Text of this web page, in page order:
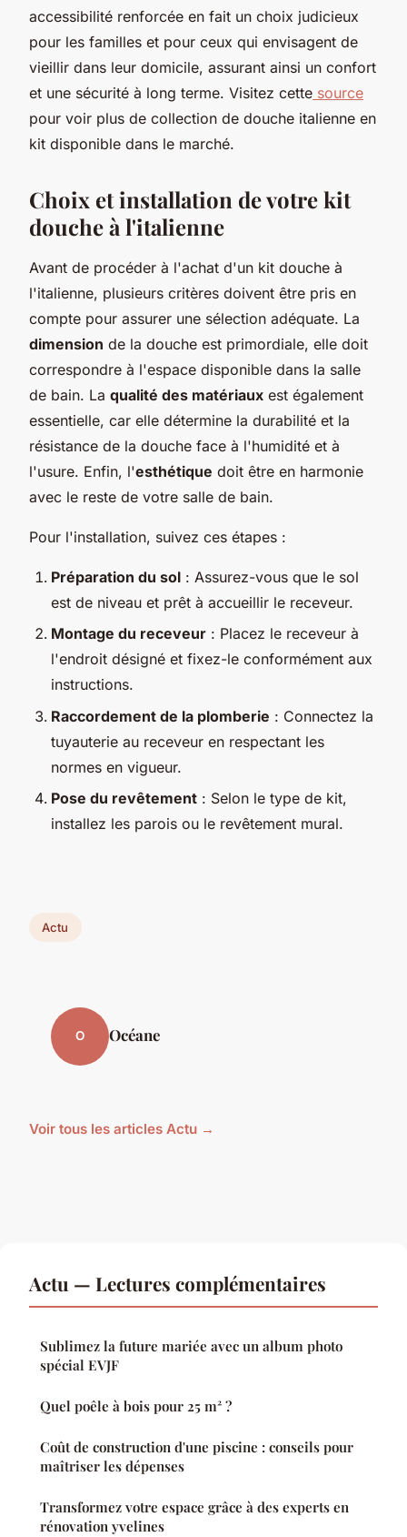
accessibilité renforcée en fait un choix judicieux
pour les familles et pour ceux qui envisagent de
vieillir dans leur domicile, assurant ainsi un confort
et une sécurité à long terme. Visitez cette source
pour voir plus de collection de douche italienne en
kit disponible dans le marché.
Choix et installation de votre kit
douche à l'italienne
Avant de procéder à l'achat d'un kit douche à
l'italienne, plusieurs critères doivent être pris en
compte pour assurer une sélection adéquate. La
dimension de la douche est primordiale, elle doit
correspondre à l'espace disponible dans la salle
de bain. La qualité des matériaux est également
essentielle, car elle détermine la durabilité et la
résistance de la douche face à l'humidité et à
l'usure. Enfin, l'esthétique doit être en harmonie
avec le reste de votre salle de bain.
Pour l'installation, suivez ces étapes :
Préparation du sol : Assurez-vous que le sol
est de niveau et prêt à accueillir le receveur.
Montage du receveur : Placez le receveur à
l'endroit désigné et fixez-le conformément aux
instructions.
Raccordement de la plomberie : Connectez la
tuyauterie au receveur en respectant les
normes en vigueur.
Pose du revêtement : Selon le type de kit,
installez les parois ou le revêtement mural.
Actu
O Océane
Voir tous les articles Actu →
Actu — Lectures complémentaires
Sublimez la future mariée avec un album photo
spécial EVJF
Quel poêle à bois pour 25 m² ?
Coût de construction d'une piscine : conseils pour
maîtriser les dépenses
Transformez votre espace grâce à des experts en
rénovation yvelines